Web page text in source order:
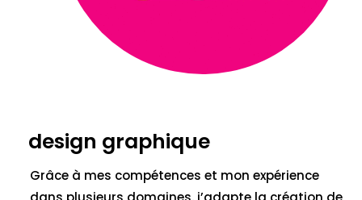
design graphique
Grâce à mes compétences et mon expérience